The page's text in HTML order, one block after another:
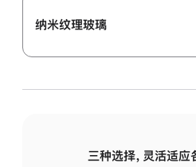
纳米纹理玻璃
三种选择，灵活适应